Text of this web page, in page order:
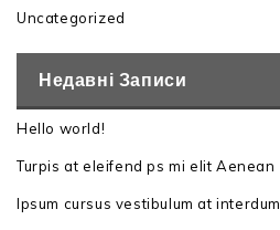
Uncategorized
Недавні Записи
Hello world!
Turpis at eleifend ps mi elit Aenean
Ipsum cursus vestibulum at interdum